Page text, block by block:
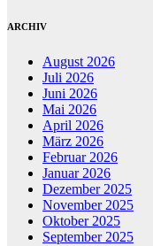
ARCHIV
August 2026
Juli 2026
Juni 2026
Mai 2026
April 2026
März 2026
Februar 2026
Januar 2026
Dezember 2025
November 2025
Oktober 2025
September 2025